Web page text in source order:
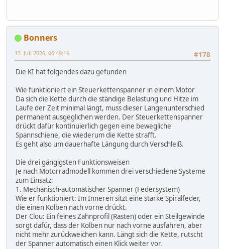
Bonners
#178
13. Juli 2026, 06:49:16
Die KI hat folgendes dazu gefunden
Wie funktioniert ein Steuerkettenspanner in einem Motor
Da sich die Kette durch die ständige Belastung und Hitze im
Laufe der Zeit minimal längt, muss dieser Längenunterschied
permanent ausgeglichen werden. Der Steuerkettenspanner
drückt dafür kontinuierlich gegen eine bewegliche
Spannschiene, die wiederum die Kette strafft.
Es geht also um dauerhafte Längung durch Verschleiß.
Die drei gängigsten Funktionsweisen
Je nach Motorradmodell kommen drei verschiedene Systeme
zum Einsatz:
1. Mechanisch-automatischer Spanner (Federsystem)
Wie er funktioniert: Im Inneren sitzt eine starke Spiralfeder,
die einen Kolben nach vorne drückt.
Der Clou: Ein feines Zahnprofil (Rasten) oder ein Steilgewinde
sorgt dafür, dass der Kolben nur nach vorne ausfahren, aber
nicht mehr zurückweichen kann. Längt sich die Kette, rutscht
der Spanner automatisch einen Klick weiter vor.